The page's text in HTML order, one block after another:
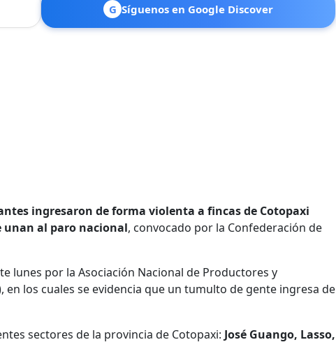
G Síguenos en Google Discover
ingresaron de forma violenta a fincas de Cotopaxi
unan al paro nacional, convocado por la Confederación de
lunes por la Asociación Nacional de Productores y
en los cuales se evidencia que un tumulto de gente ingresa de
sectores de la provincia de Cotopaxi: José Guango, Lasso,